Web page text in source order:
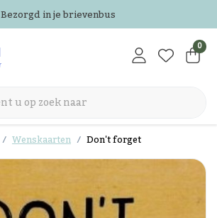
Bezorgd in je brievenbus
0
Wenskaarten Don't forget